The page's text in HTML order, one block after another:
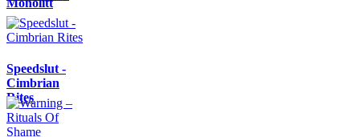
Monolitt
Speedslut -
Cimbrian
Rites